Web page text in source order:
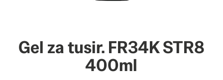
Gel za tusir. FR34K STR8
400ml